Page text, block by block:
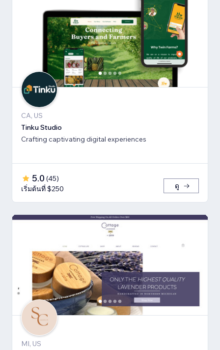
CA, US
Tinku Studio
Crafting captivating digital experiences
5.0 (45)
เริ่มต้นที่ $250
ดู
MI, US